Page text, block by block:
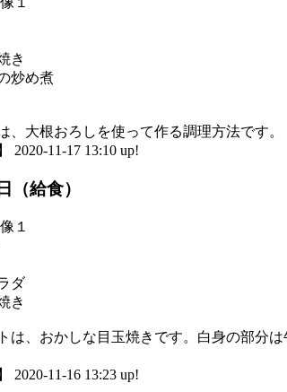
き
炒め煮
、大根おろしを使って作る調理方法です。
2020-11-17 13:10 up!
（給食）
ダ
き
は、おかしな目玉焼きです。白身の部分
2020-11-16 13:23 up!